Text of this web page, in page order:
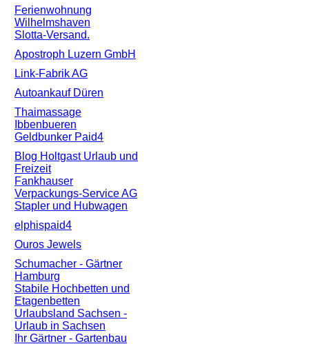
Ferienwohnung
Wilhelmshaven
Slotta-Versand.
Apostroph Luzern GmbH
Link-Fabrik AG
Autoankauf Düren
Thaimassage
Ibbenbueren
Geldbunker Paid4
Blog Holtgast Urlaub und
Freizeit
Fankhauser
Verpackungs-Service AG
Stapler und Hubwagen
elphispaid4
Ouros Jewels
Schumacher - Gärtner
Hamburg
Stabile Hochbetten und
Etagenbetten
Urlaubsland Sachsen -
Urlaub in Sachsen
Ihr Gärtner - Gartenbau